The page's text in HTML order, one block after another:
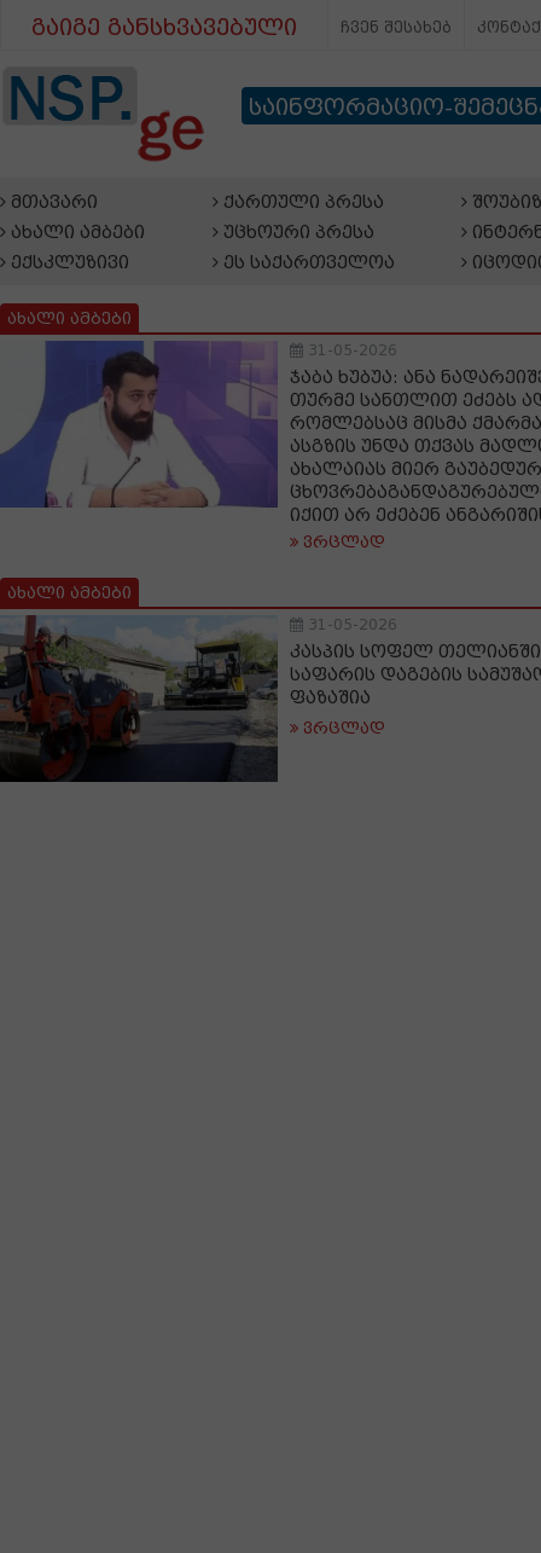
გაიგე განსხვავებული ჩვენ შესახებ
საინფორმაციო-
მთავარი
ახალი ამბები
ექსკლუზივი
ქართული პრესა
უცხოური პრესა
ეს საქართველოა
ახალი ამბები
31-05-2026
ჯაბა ხუბუა: ანა
თურმე სანთლით ეძებს
რომლებსაც მისმა ქმარმა
ასგზის უნდა თქვას
ახალაიას მიერ
იქით არ ეძებენ
ვრცლად
ახალი ამბები
31-05-2026
კასპის სოფელ
საფარის დაგების
ფაზაშია
ვრცლად